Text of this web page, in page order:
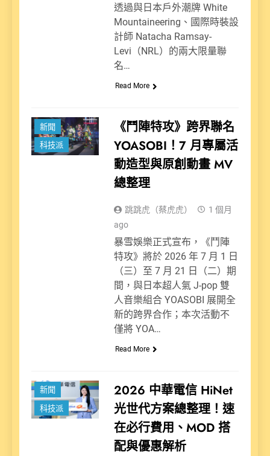
透過與日本戶外潮牌 White
Mountaineering、國際時裝設
計師 Natacha Ramsay-
Levi（NRL）的兩大限量聯
名…
Read More
新聞
科技派
《鬥陣特攻》跨界聯名
YOASOBI！7 月專屬活
動造型與原創動畫 MV
總整理
跳跳虎（蔡虎虎）
1 個月
ago
暴雪娛樂正式宣布，《鬥陣
特攻》將於 2026 年 7 月 1 日
（三）至 7 月 21 日（二）期
間，與日本超人氣 J-pop 雙
人音樂組合 YOASOBI 展開全
新的跨界合作；本次活動不
僅將 YOA…
Read More
新聞
科技派
2026 中華電信 HiNet
光世代方案總整理！速
在必行費用、MOD 搭
配與優惠解析